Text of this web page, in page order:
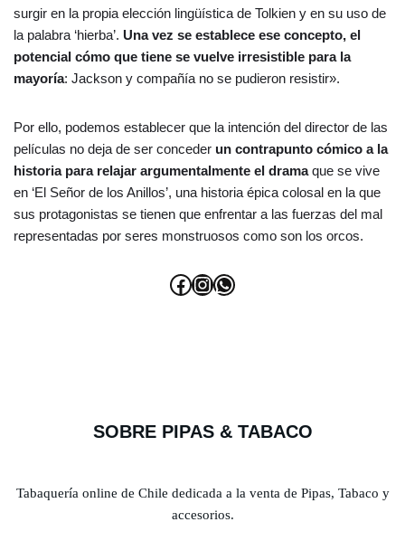
surgir en la propia elección lingüística de Tolkien y en su uso de
la palabra ‘hierba’. Una vez se establece ese concepto, el
potencial cómo que tiene se vuelve irresistible para la
mayoría: Jackson y compañía no se pudieron resistir».
Por ello, podemos establecer que la intención del director de las
películas no deja de ser conceder un contrapunto cómico a la
historia para relajar argumentalmente el dramaque se vive
en ‘El Señor de los Anillos’, una historia épica colosal en la que
sus protagonistas se tienen que enfrentar a las fuerzas del mal
representadas por seres monstruosos como son los orcos.
SOBRE PIPAS & TABACO
Tabaquería online de Chile dedicada a la venta de Pipas, Tabaco y
accesorios.